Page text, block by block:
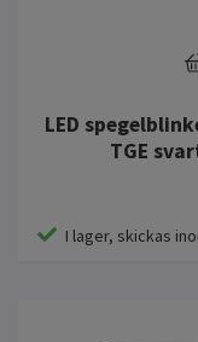
LED
TGE
I lager, skickas